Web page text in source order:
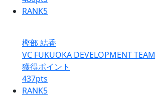
RANK5
樫部 結香
VC FUKUOKA DEVELOPMENT TEAM
獲得ポイント
437pts
RANK5